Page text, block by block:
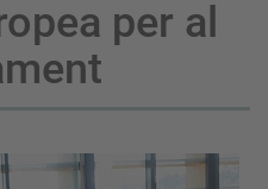
per al